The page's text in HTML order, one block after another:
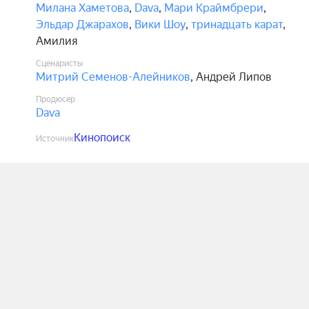
Милана Хаметова, Dava, Мари Краймбрери,
Эльдар Джарахов, Вики Шоу, тринадцать карат,
Амилия
Сценаристы
Митрий Семенов-Алейников, Андрей Липов
Продюсер
Dava
ИсточникКинопоиск